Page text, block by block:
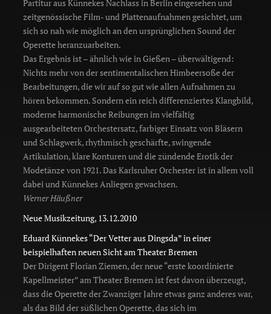
Partitur aus Künnekes Nachlass in Berlin eingesehen und
zeitgenössische Film- und Plattenaufnahmen gesichtet, um
sich so nah wie möglich an den ursprünglichen Sound der
Operette heranzuarbeiten.
Das Ergebnis ist – ähnlich wie in Gießen – überwältigend:
Nichts mehr von der sentimentalischen Himbeersoße der
Bearbeitungen, die wir auf so gut wie allen Aufnahmen zu
hören bekommen. Sondern ein reich differenziertes Klangbild,
moderne harmonische Reibungen im vielfältig
ausgearbeiteten Orchestersatz, farbiger Einsatz von Bläsern
und Schlagwerk, rhythmisch geschärfte, swingende
Artikulation, klare Konturen und die zündende Erotik der
Modetänze von 1921. Das Karlsruher Orchester ist in allem voll
dabei und Künnekes Anliegen gewachsen.
Werner Häußner
Neue Musikzeitung, 13.12.2010
Eduard Künnekes “Der Vetter aus Dingsda” in einer
beispielhaften neuen Sicht am Theater Bremen
Der Dirigent Florian Ziemen, der neue “erste koordinierte
Kapellmeister” am Theater Bremen ist fest davon überzeugt,
dass die Operette der Zwanziger Jahre etwas ganz anderes war,
als das Bild der süßlichen Operette, das sich im